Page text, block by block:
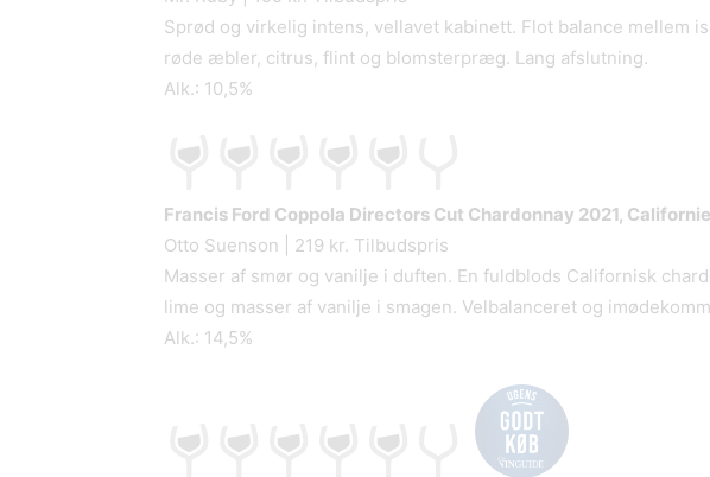
Sprød og virkelig intens, vellavet kabinett. Flot balance mellem
røde æbler, citrus, flint og blomsterpræg. Lang afslutning.
Alk.: 10,5%
Francis Ford Coppola Directors Cut Chardonnay 2021,
Otto Suenson | 219 kr. Tilbudspris
Masser af smør og vanilje i duften. En fuldblods Californisk
lime og masser af vanilje i smagen. Velbalanceret og
Alk.: 14,5%